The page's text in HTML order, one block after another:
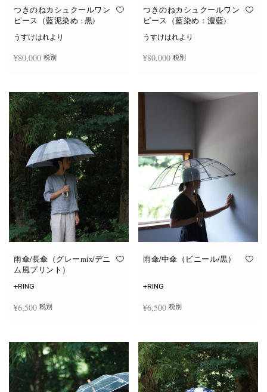
つきのねカシュクールワン
ピース（藍泥染め : 黒)
うすけはれより
¥80,000 税別
つきのねカシュクールワン
ピース（藍染め：濃藍)
うすけはれより
¥80,000 税別
雨傘/長傘（グレーmix/デニ
ム風プリント）
+RING
¥6,500 税別
雨傘/中傘（ビニール/黒）
+RING
¥6,500 税別